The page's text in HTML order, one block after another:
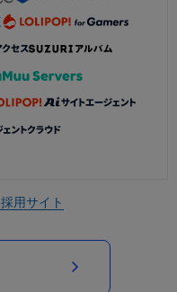
採用サイト